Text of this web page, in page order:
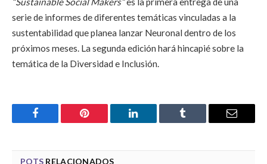
serie de informes de diferentes temáticas vinculadas a la
sustentabilidad que planea lanzar Neuronal dentro de los
próximos meses. La segunda edición hará hincapié sobre la
temática de la Diversidad e Inclusión.
Facebook Pinterest LinkedIn Tumblr Email
POTS RELACIONADOS